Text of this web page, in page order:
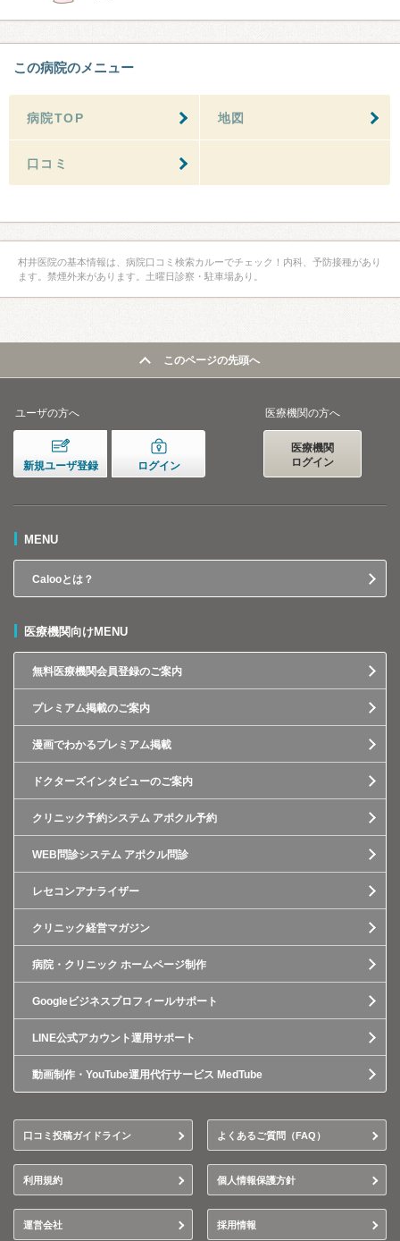
この病院のメニュー
病院TOP 地図
口コミ
村井医院の基本情報は、病院口コミ検索カルーでチェック！内科、予防接種があり
ます。禁煙外来があります。土曜日診察・駐車場あり。
このページの先頭へ
ユーザの方へ
新規ユーザ登録 ログイン
医療機関の方へ
医療機関
ログイン
MENU
Calooとは？
医療機関向けMENU
無料医療機関会員登録のご案内
プレミアム掲載のご案内
漫画でわかるプレミアム掲載
ドクターズインタビューのご案内
クリニック予約システム アポクル予約
WEB問診システム アポクル問診
レセコンアナライザー
クリニック経営マガジン
病院・クリニック ホームページ制作
Googleビジネスプロフィールサポート
LINE公式アカウント運用サポート
動画制作・YouTube運用代行サービス MedTube
口コミ投稿ガイドライン よくあるご質問（FAQ）
利用規約 個人情報保護方針
運営会社 採用情報